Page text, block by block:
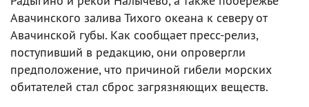
Авачинского залива Тихого океана к северу от
Авачинской губы. Как сообщает пресс-релиз,
поступивший в редакцию, они опровергли
предположение, что причиной гибели морских
обитателей стал сброс загрязняющих веществ.